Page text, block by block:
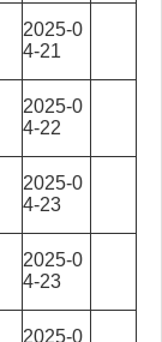
2025-0
4-21
2025-0
4-22
2025-0
4-23
2025-0
4-23
2025-0